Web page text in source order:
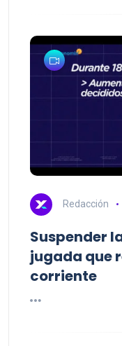
Redacción
Suspender
jugada que
corriente